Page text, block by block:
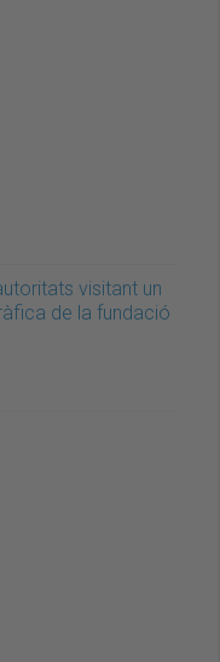
visitant un
de la fundació